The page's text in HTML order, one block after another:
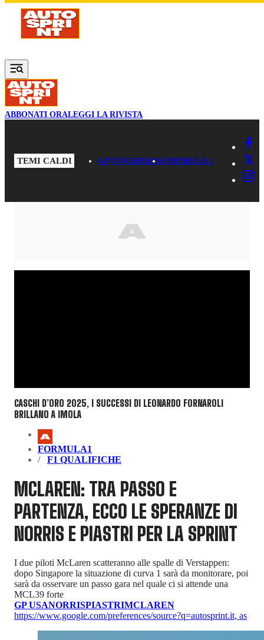
Vai al contenuto principale
ABBONATI ORALEGGI LA RIVISTA
TEMI CALDI GP UNGHERIAFORMULA 1
CASCHI D’ORO 2025, I SUCCESSI DI LEONARDO FORNAROLI
BRILLANO A IMOLA
FORMULA1
F1 QUALIFICHE
MCLAREN: TRA PASSO E
PARTENZA, ECCO LE SPERANZE DI
NORRIS E PIASTRI PER LA SPRINT
I due piloti McLaren scatteranno alle spalle di Verstappen:
dopo Singapore la situazione di curva 1 sarà da monitorare, poi
sarà da osservare un passo gara nel quale ci si attende una
MCL39 forte
GP USANORRISPIASTRIMCLAREN
https://www.google.com/preferences/source?q=autosprint.it, as